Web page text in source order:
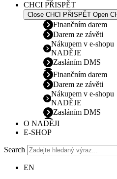
CHCI PŘISPĚT
Close CHCI PŘISPĚT Open
Finančním darem
Darem ze závěti
Nákupem v e-shopu
NADĚJE
Zasláním DMS
Finančním darem
Darem ze závěti
Nákupem v e-shopu
NADĚJE
Zasláním DMS
O NADĚJI
E-SHOP
Search
EN